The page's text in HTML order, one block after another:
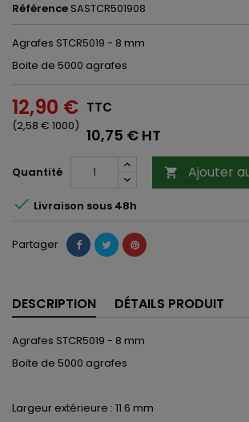
Référence SASTCR501908
Agrafes STCR5019 - 8 mm
Boite de 5000 agrafes
12,90 €
(2,58 € 1000)
TTC
10,75 € HT
Quantité  Ajouter
 Livraison sous 48h
Partager
DESCRIPTION DÉTAILS PRODUIT
Agrafes STCR5019 - 8 mm
Boite de 5000 agrafes
Largeur extérieure : 11.6 mm